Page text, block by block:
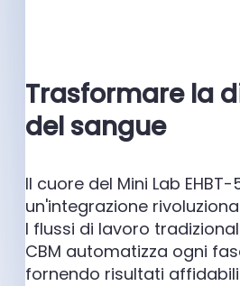
Trasformare la
del sangue
Il cuore del Mini Lab
un'integrazione
I flussi di lavoro
CBM automatizza ogni
fornendo risultati